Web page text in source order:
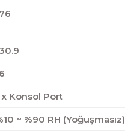
x Konsol Port
~ %90 RH (Yoğuşmasız)